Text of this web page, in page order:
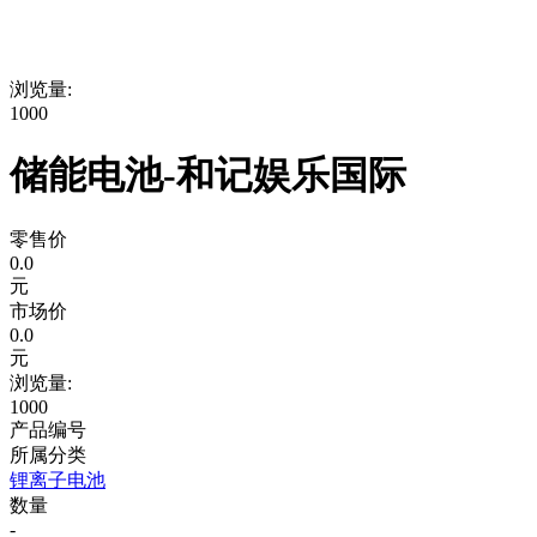
浏览量:
1000
储能电池-和记娱乐国际
零售价
0.0
元
市场价
0.0
元
浏览量:
1000
产品编号
所属分类
锂离子电池
数量
-